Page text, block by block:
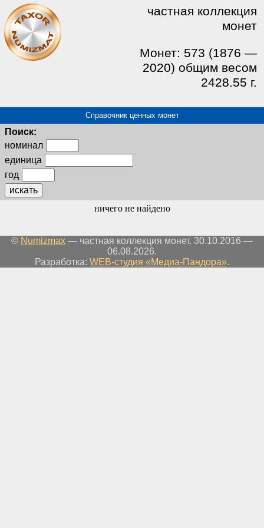
частная коллекция
монет
Монет: 573 (1876 —
2020) общим весом
2428.55 г.
Справочник ценных монет
Поиск:
номинал
единица
год
искать
ничего не найдено
© Numizmax — частная коллекция монет. 30.10.2016 —
06.08.2026.
Разработка: WEB-студия «Медиа-Пандора».